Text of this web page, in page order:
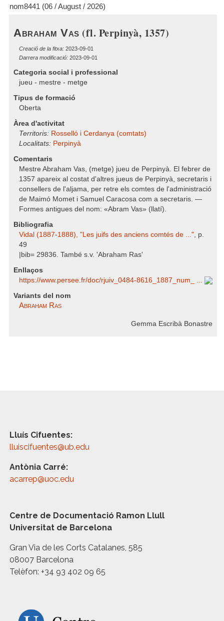
nom8441 (06 / August / 2026)
Abraham Vas (fl. Perpinyà, 1357)
Creació de la fitxa: 2023-09-01
Darrera modificació: 2023-09-01
Categoria social i professional
jueu - mestre - metge
Tipus de formació
Oberta
Àrea d'activitat
Territoris: Rosselló i Cerdanya (comtats)
Localitats: Perpinyà
Comentaris
Mestre Abraham Vas, (metge) jueu de Perpinyà. El febrer de
1357 apareix al costat d'altres jueus de Perpinyà, secretaris i
consellers de l'aljama, per retre els comtes de l'administració
de Maimó Momet i Samuel Caracosa com a secretaris. —
Formes antigues del nom: «Abram Vas» (llatí).
Bibliografia
Vidal (1887-1888), "Les juifs des anciens comtés de ...", p.
49
|bib= 29836. També s.v. 'Abraham Ras'
Enllaços
https:/​/​www.persee.fr/​doc/​rjuiv_0484-8616_1887_num_ ...
Variants del nom
Abraham Ras
Gemma Escribà Bonastre
Lluís Cifuentes:
lluiscifuentes@ub.edu
Antònia Carré:
acarrep@uoc.edu
Centre de Documentació Ramon Llull
Universitat de Barcelona
Gran Via de les Corts Catalanes, 585
08007 Barcelona
Telèfon: +34 93 402 09 65